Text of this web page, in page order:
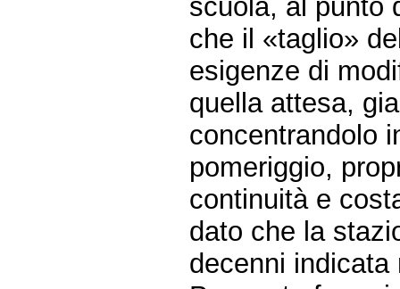
scuola, al punto
che il «taglio»
esigenze di
quella attesa,
concentrandolo
pomeriggio,
continuità e
dato che la
decenni